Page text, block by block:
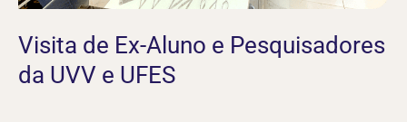
Visita de Ex-Aluno e Pesquisadores
da UVV e UFES